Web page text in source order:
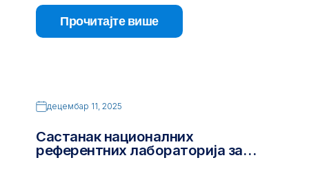
Прочитајте више
децембар 11, 2025
Састанак националних
референтних лабораторија за…